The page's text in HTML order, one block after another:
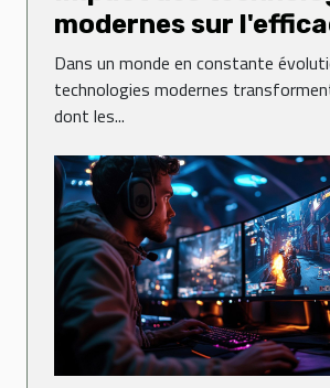
modernes sur
assemblées
Dans un monde en constante
technologies modernes
dont les...